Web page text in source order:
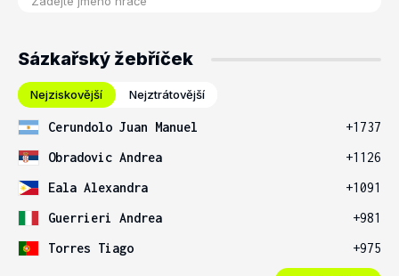
Sázkařský žebříček
Nejziskovější Nejztrátovější
Cerundolo Juan Manuel
+1737
Obradovic Andrea
+1126
Eala Alexandra
+1091
Guerrieri Andrea
+981
Torres Tiago
+975